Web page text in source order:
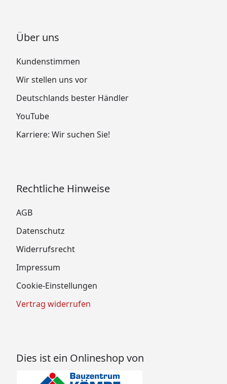
Über uns
Kundenstimmen
Wir stellen uns vor
Deutschlands bester Händler
YouTube
Karriere: Wir suchen Sie!
Rechtliche Hinweise
AGB
Datenschutz
Widerrufsrecht
Impressum
Cookie-Einstellungen
Vertrag widerrufen
Dies ist ein Onlineshop von